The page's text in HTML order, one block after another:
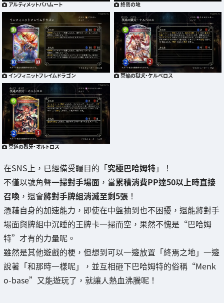
アルティメットバハムート 終焉の地
インフィニットフレイムドラゴン 冥焔の獄犬・ケルベロス
冥道の烈牙・オルトロス
在SNS上，已經備受矚目的「究極巴哈姆特」！
不僅以號角聲一掃對手場面 ，當累積消費PP達50以上時直接
召喚 ，還會將對手牌組消滅至剩5張 ！
憑藉自身的加速能力，即使在中盤抽到也不困擾，還能將對手
場面與牌組中沉睡的王牌卡一掃而空，果然不愧是“巴哈姆
特”才有的力量呢。
雖然是其他遊戲的梗，但想到可以一邊放置「終焉之地」一邊
說著「和那時一樣呢」，並互相砸下巴哈姆特的俗稱“Menk
o-base”又能遊玩了，就讓人熱血沸騰呢！